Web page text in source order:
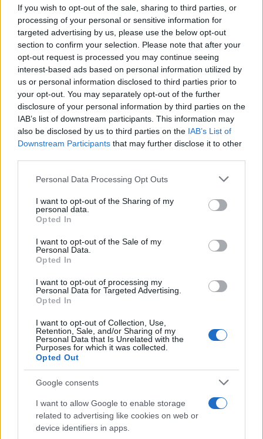
If you wish to opt-out of the sale, sharing to third parties, or
processing of your personal or sensitive information for
targeted advertising by us, please use the below opt-out
section to confirm your selection. Please note that after your
opt-out request is processed you may continue seeing
interest-based ads based on personal information utilized by
us or personal information disclosed to third parties prior to
your opt-out. You may separately opt-out of the further
disclosure of your personal information by third parties on the
IAB’s list of downstream participants. This information may
also be disclosed by us to third parties on the IAB’s List of
Downstream Participants that may further disclose it to other
Please note that this website/app uses one or more Google
not limited to your visit or usage behaviour. You may click to
grant or deny consent to Google and its third-party tags to
use your data for below specified purposes in below Google
consent section.
Personal Data Processing Opt Outs
I want to opt-out of the Sharing of my
personal data.
Opted In
I want to opt-out of the Sale of my
Personal Data.
Opted In
I want to opt-out of processing my
Personal Data for Targeted Advertising.
Opted In
I want to opt-out of Collection, Use,
Retention, Sale, and/or Sharing of my
Personal Data that Is Unrelated with the
Purposes for which it was collected.
Opted Out
Google consents
I want to allow Google to enable storage
related to advertising like cookies on web or
device identifiers in apps.
Interventi multidisciplinari che coinvolgono
psicologi, nutrizionisti e medici rimangono il
riferimento per valutare e trattare eventuali
disturbi alimentari.
Infine, è utile ricordare che esistono anche
contenuti efficaci dibody positivity e body
neutrality che possono ridurre l’insoddisfazione
corporea: scegliere attivamente questi messaggi
aiuta a riequilibrare l’esposizione mediatica e a
AUTORE
Beatrice Bonaventura ricorda la decisione di
lasciare le passerelle di Firenze dopo un
scelte stilistiche pratiche per lettori. In
redazione propone palette sobrie e mantiene
un archivio personale di tagli e cartamodelli
d’epoca.